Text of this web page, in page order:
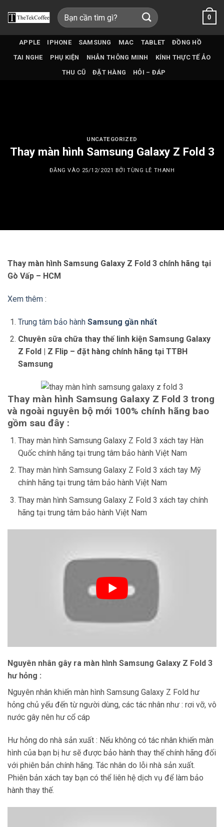
qua
Tìm
kiếm:
0
APPLE IPHONE SAMSUNG MAC TABLET
ĐỒNG HỒ
TAI NGHE
PHỤ KIỆN NHẪN THÔNG MINH
KÍNH THỰC TẾ ẢO
THU CŨ
ĐẶT HÀNG HỎI – ĐÁP
UNCATEGORIZED
Thay màn hình Samsung Galaxy Z Fold 3
ĐĂNG VÀO 25/12/2021 BỞITÙNG LÊ THANH
Thay màn hình Samsung Galaxy Z Fold 3 chính hãng tại
Gò Vấp – HCM
Xem thêm :
Trung tâm bảo hànhSamsung gần nhất
Chuyên sữa chữa thay thế linh kiện Samsung Galaxy
Z Fold | Z Flip – đặt hàng chính hãng tại TTBH
Samsung
Thay màn hình Samsung Galaxy Z Fold 3 trong
và ngoài nguyên bộ mới 100% chính hãng bao
gồm sau đây :
Thay màn hình Samsung Galaxy Z Fold 3 xách tay Hàn
Quốc chính hãng tại trung tâm bảo hành Việt Nam
Thay màn hình Samsung Galaxy Z Fold 3 xách tay Mỹ
chính hãng tại trung tâm bảo hành Việt Nam
Thay màn hình Samsung Galaxy Z Fold 3 xách tay chính
hãng tại trung tâm bảo hành Việt Nam
Nguyên nhân gây ra màn hình Samsung Galaxy Z Fold 3
hư hỏng :
Nguyên nhân khiến màn hình Samsung Galaxy Z Fold hư
hỏng chủ yếu đến từ người dùng, các tác nhân như : rơi vỡ, vô
nước gây nên hư cổ cáp
Hư hỏng do nhà sản xuất : Nếu không có tác nhân khiến màn
hình của bạn bị hư sẽ được bảo hành thay thế chính hãng đối
với phiên bản chính hãng. Tác nhân do lỗi nhà sản xuất.
Phiên bản xách tay bạn có thể liên hệ dịch vụ để làm bảo
hành thay thế.